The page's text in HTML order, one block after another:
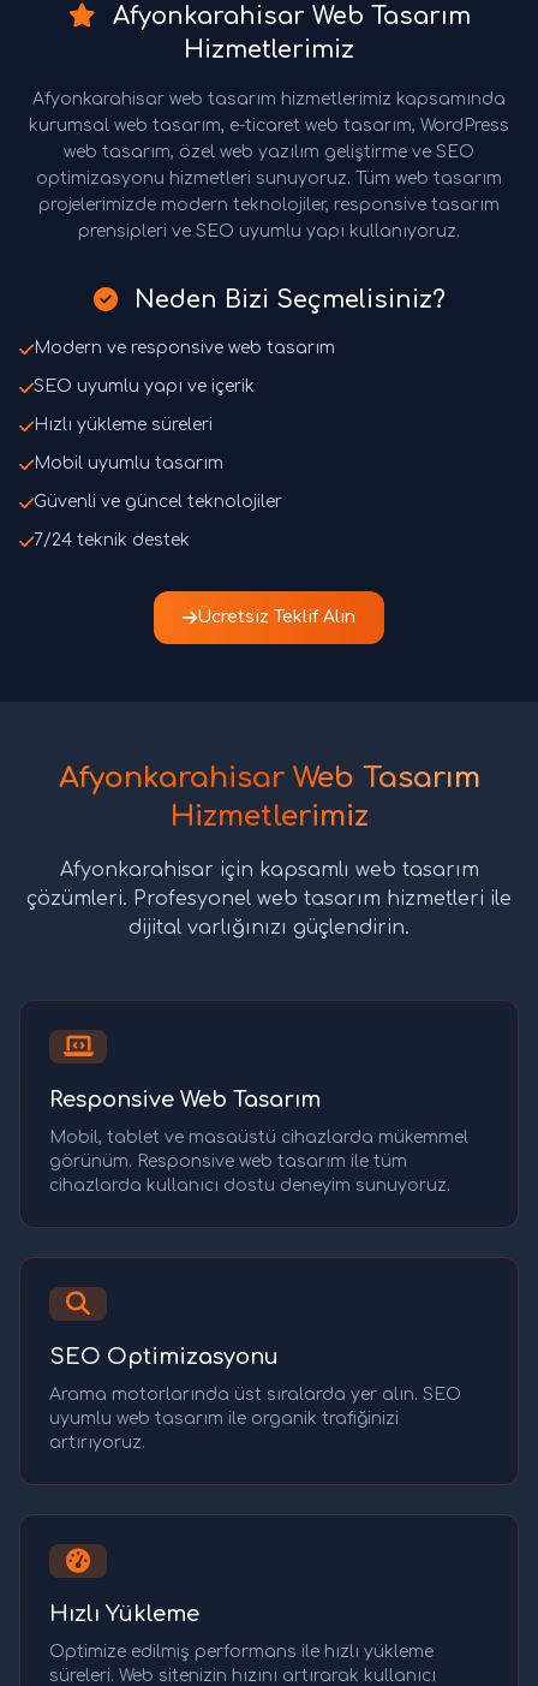
Afyonkarahisar Web Tasarım
Hizmetlerimiz
Afyonkarahisar web tasarım hizmetlerimiz kapsamında
kurumsal web tasarım, e-ticaret web tasarım, WordPress
web tasarım, özel web yazılım geliştirme ve SEO
optimizasyonu hizmetleri sunuyoruz. Tüm web tasarım
projelerimizde modern teknolojiler, responsive tasarım
prensipleri ve SEO uyumlu yapı kullanıyoruz.
Neden Bizi Seçmelisiniz?
Modern ve responsive web tasarım
SEO uyumlu yapı ve içerik
Hızlı yükleme süreleri
Mobil uyumlu tasarım
Güvenli ve güncel teknolojiler
7/24 teknik destek
Ücretsiz Teklif Alın
Afyonkarahisar Web Tasarım
Hizmetlerimiz
Afyonkarahisar için kapsamlı web tasarım
çözümleri. Profesyonel web tasarım hizmetleri ile
dijital varlığınızı güçlendirin.
Responsive Web Tasarım
Mobil, tablet ve masaüstü cihazlarda mükemmel
görünüm. Responsive web tasarım ile tüm
cihazlarda kullanıcı dostu deneyim sunuyoruz.
SEO Optimizasyonu
Arama motorlarında üst sıralarda yer alın. SEO
uyumlu web tasarım ile organik trafiğinizi
artırıyoruz.
Hızlı Yükleme
Optimize edilmiş performans ile hızlı yükleme
süreleri. Web sitenizin hızını artırarak kullanıcı